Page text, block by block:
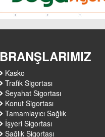
BRANŞLARIMIZ
Kasko
Trafik Sigortası
Seyahat Sigortası
Konut Sigortası
Tamamlayıcı Sağlık
İşyeri Sigortası
Sağlık Sigortası